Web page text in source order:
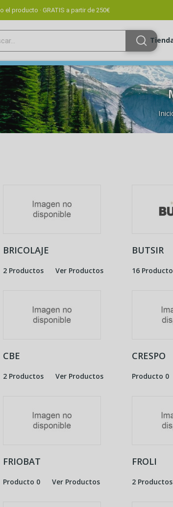
producto · GRATIS a partir de 250€
BRICOLAJE
2 Productos Ver Productos
BUTSIR
16
CBE
2 Productos Ver Productos
CRESPO
Producto 0
FRIOBAT
Producto 0 Ver Productos
FROLI
2 Productos